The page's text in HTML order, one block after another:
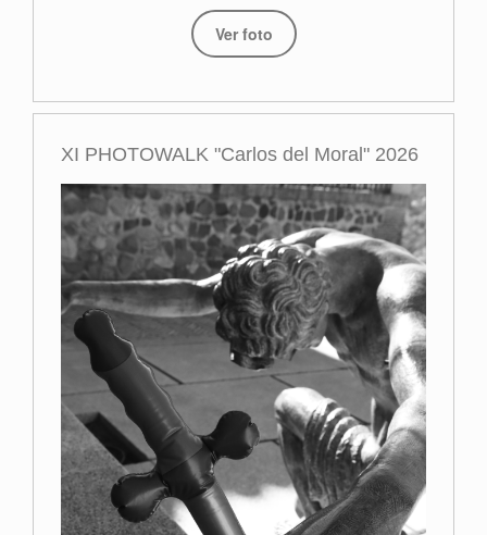
Ver foto
XI PHOTOWALK "Carlos del Moral" 2026